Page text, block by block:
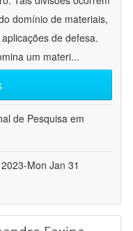
domínio de materiais,
de defesa.
um materi...
de Pesquisa em
Mon Jan 31